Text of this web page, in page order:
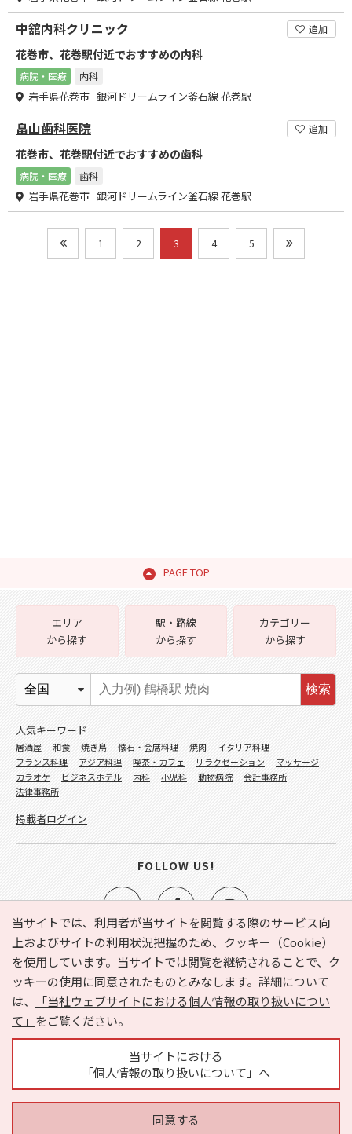
中舘内科クリニック 追加
花巻市、花巻駅付近でおすすめの内科
病院・医療 内科
岩手県花巻市 銀河ドリームライン釜石線 花巻駅
畠山歯科医院 追加
花巻市、花巻駅付近でおすすめの歯科
病院・医療 歯科
岩手県花巻市 銀河ドリームライン釜石線 花巻駅
1 2 3 4 5
PAGE TOP
当サイトでは、利用者が当サイトを閲覧する際のサービス向
上およびサイトの利用状況把握のため、クッキー（Cookie）
を使用しています。当サイトでは閲覧を継続されることで、ク
ッキーの使用に同意されたものとみなします。詳細について
は、
「当社ウェブサイトにおける個人情報の取り扱いについ
て」 をご覧ください。
当サイトにおける
「個人情報の取り扱いについて」へ
同意する
e-NAVITA（イーナビタ）とは？ お気に入り
ヘルプ
利用規約
個人情報の取り扱いについて
運営会社
サイトマップ
広告掲載に関するお問い合わせ
エリア
から探す
駅・路線
から探す
カテゴリー
から探す
検索
人気キーワード
居酒屋 和食 焼き鳥 懐石・会席料理 焼肉
イタリア料理
フランス料理
アジア料理 喫茶・カフェ リラクゼーション
マッサージ
カラオケ
ビジネスホテル 内科 小児科 動物病院
会計事務所
法律事務所
掲載者ログイン
FOLLOW US!